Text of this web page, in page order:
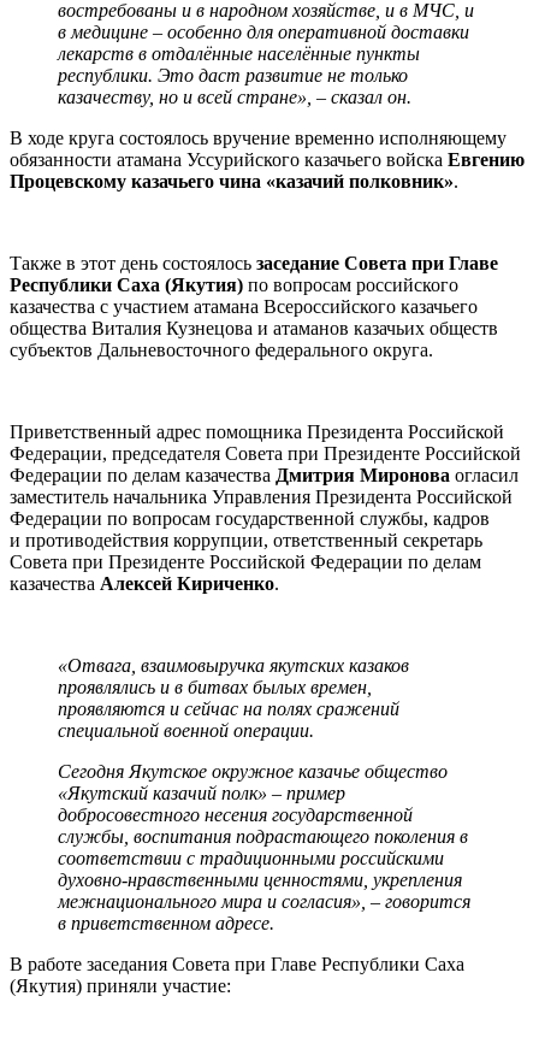
востребованы и в народном хозяйстве, и в МЧС, и
в медицине – особенно для оперативной доставки
лекарств в отдалённые населённые пункты
республики. Это даст развитие не только
казачеству, но и всей стране», – сказал он.
В ходе круга состоялось вручение временно исполняющему
обязанности атамана Уссурийского казачьего войска Евгению
Процевскому казачьего чина «казачий полковник».
Также в этот день состоялось заседание Совета при Главе
Республики Саха (Якутия) по вопросам российского
казачества с участием атамана Всероссийского казачьего
общества Виталия Кузнецова и атаманов казачьих обществ
субъектов Дальневосточного федерального округа.
Приветственный адрес помощника Президента Российской
Федерации, председателя Совета при Президенте Российской
Федерации по делам казачества Дмитрия Миронова огласил
заместитель начальника Управления Президента Российской
Федерации по вопросам государственной службы, кадров
и противодействия коррупции, ответственный секретарь
Совета при Президенте Российской Федерации по делам
казачества Алексей Кириченко.
«Отвага, взаимовыручка якутских казаков
проявлялись и в битвах былых времен,
проявляются и сейчас на полях сражений
специальной военной операции.
Сегодня Якутское окружное казачье общество
«Якутский казачий полк» – пример
добросовестного несения государственной
службы, воспитания подрастающего поколения в
соответствии с традиционными российскими
духовно-нравственными ценностями, укрепления
межнационального мира и согласия», – говорится
в приветственном адресе.
В работе заседания Совета при Главе Республики Саха
(Якутия) приняли участие: